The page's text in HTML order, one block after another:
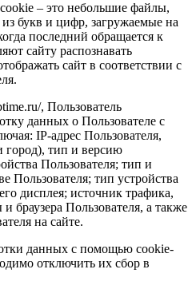
– это небольшие файлы,
букв и цифр, загружаемые на
последний обращается к
сайту распознавать
сайт в соответствии с
, Пользователь
данных о Пользователе с
IP-адрес Пользователя,
город), тип и версию
Пользователя; тип и
Пользователя; тип устройства
дисплея; источник трафика,
браузера Пользователя, а также
на сайте.
данных с помощью cookie-
отключить их сбор в